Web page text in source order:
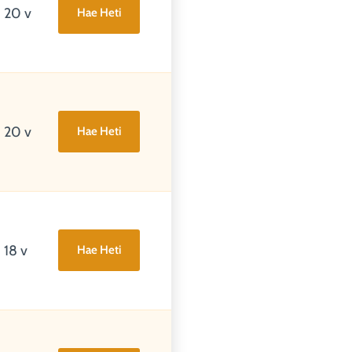
20 v Hae Heti
20 v Hae Heti
18 v Hae Heti